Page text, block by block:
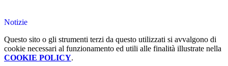
Notizie
Questo sito o gli strumenti terzi da questo utilizzati si avvalgono di
cookie necessari al funzionamento ed utili alle finalità illustrate nella
COOKIE POLICY.